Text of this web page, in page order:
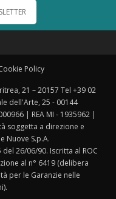
Policy
21 – 20157 Tel +39 02
dell'Arte, 25 - 00144
| REA MI - 1935962 |
soggetta a direzione e
Nuove S.p.A.
26/06/90. Iscritta al ROC
al n° 6419 (delibera
per le Garanzie nelle